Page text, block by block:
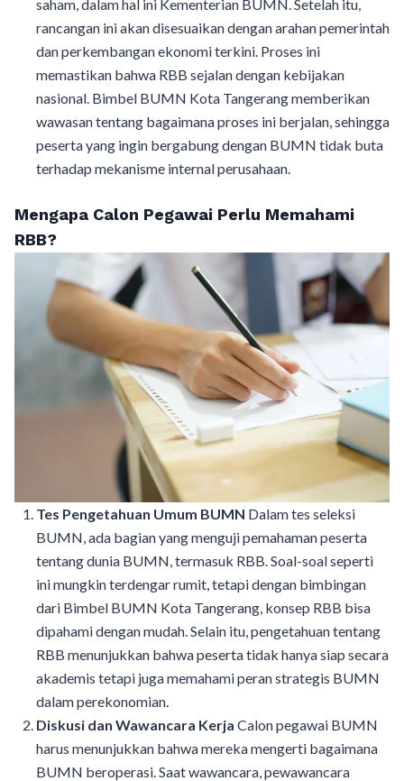
saham, dalam hal ini Kementerian BUMN. Setelah itu,
rancangan ini akan disesuaikan dengan arahan pemerintah
dan perkembangan ekonomi terkini. Proses ini
memastikan bahwa RBB sejalan dengan kebijakan
nasional. Bimbel BUMN Kota Tangerang memberikan
wawasan tentang bagaimana proses ini berjalan, sehingga
peserta yang ingin bergabung dengan BUMN tidak buta
terhadap mekanisme internal perusahaan.
Mengapa Calon Pegawai Perlu Memahami
RBB?
Tes Pengetahuan Umum BUMN Dalam tes seleksi
BUMN, ada bagian yang menguji pemahaman peserta
tentang dunia BUMN, termasuk RBB. Soal-soal seperti
ini mungkin terdengar rumit, tetapi dengan bimbingan
dari Bimbel BUMN Kota Tangerang, konsep RBB bisa
dipahami dengan mudah. Selain itu, pengetahuan tentang
RBB menunjukkan bahwa peserta tidak hanya siap secara
akademis tetapi juga memahami peran strategis BUMN
dalam perekonomian.
Diskusi dan Wawancara Kerja Calon pegawai BUMN
harus menunjukkan bahwa mereka mengerti bagaimana
BUMN beroperasi. Saat wawancara, pewawancara